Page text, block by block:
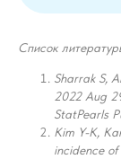
Список
Sharrak S,
2022 Aug
StatPearls
Kim Y-K,
incidence